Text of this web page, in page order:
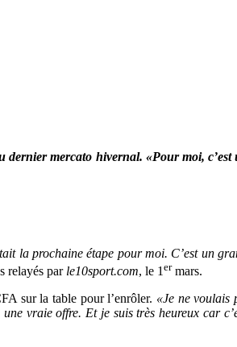
mercato hivernal. «Pour moi,
la prochaine étape pour moi. C’est un
relayés par le10sport.com, le 1 ermars.
sur la table pour l’enrôler. «Je ne voulais
vraie offre. Et je suis très heureux car